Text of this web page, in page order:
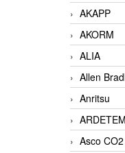
AKAPP
AKORM
ALIA
Allen
Anritsu
Asco CO2